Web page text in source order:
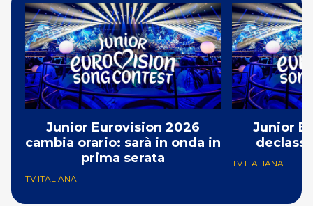
Junior Eurovision 2026
cambia orario: sarà in onda in
prima serata
TV ITALIANA
Junior
TV ITALIANA